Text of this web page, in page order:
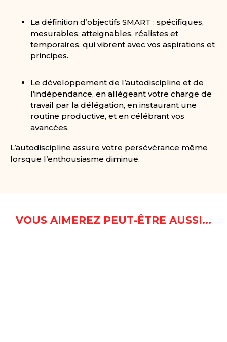
La définition d’objectifs SMART : spécifiques,
mesurables, atteignables, réalistes et
temporaires, qui vibrent avec vos aspirations et
principes.
Le développement de l’autodiscipline et de
l’indépendance, en allégeant votre charge de
travail par la délégation, en instaurant une
routine productive, et en célébrant vos
avancées.
L’autodiscipline assure votre persévérance même
lorsque l’enthousiasme diminue.
VOUS AIMEREZ PEUT-ÊTRE AUSSI...